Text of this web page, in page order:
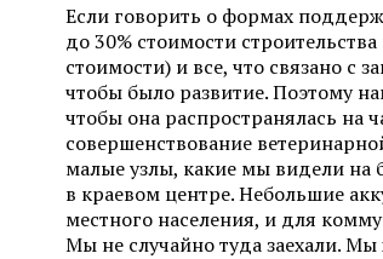
Если говорить о формах
до 30% стоимости
стоимости) и все, что связано с
чтобы было развитие. Поэтому
чтобы она распространялась
совершенствование
малые узлы, какие мы видели на
в краевом центре. Небольшие
местного населения, и для
Мы не случайно туда заехали.